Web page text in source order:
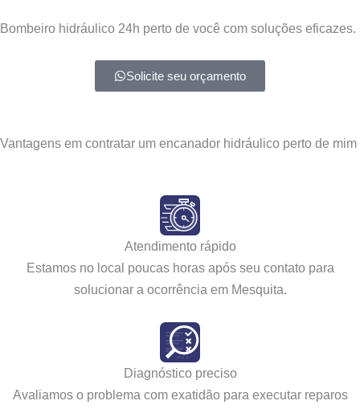
Bombeiro hidráulico 24h perto de você com soluções eficazes.
Solicite seu orçamento
Vantagens em contratar um encanador hidráulico perto de mim
Atendimento rápido
Estamos no local poucas horas após seu contato para
solucionar a ocorrência em Mesquita.
Diagnóstico preciso
Avaliamos o problema com exatidão para executar reparos